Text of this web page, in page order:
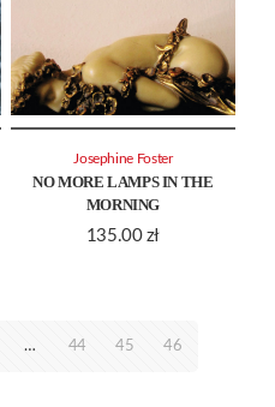
NO MORE LAMPS IN THE
MORNING
135.00 zł
Josephine Foster
… 44 45 46